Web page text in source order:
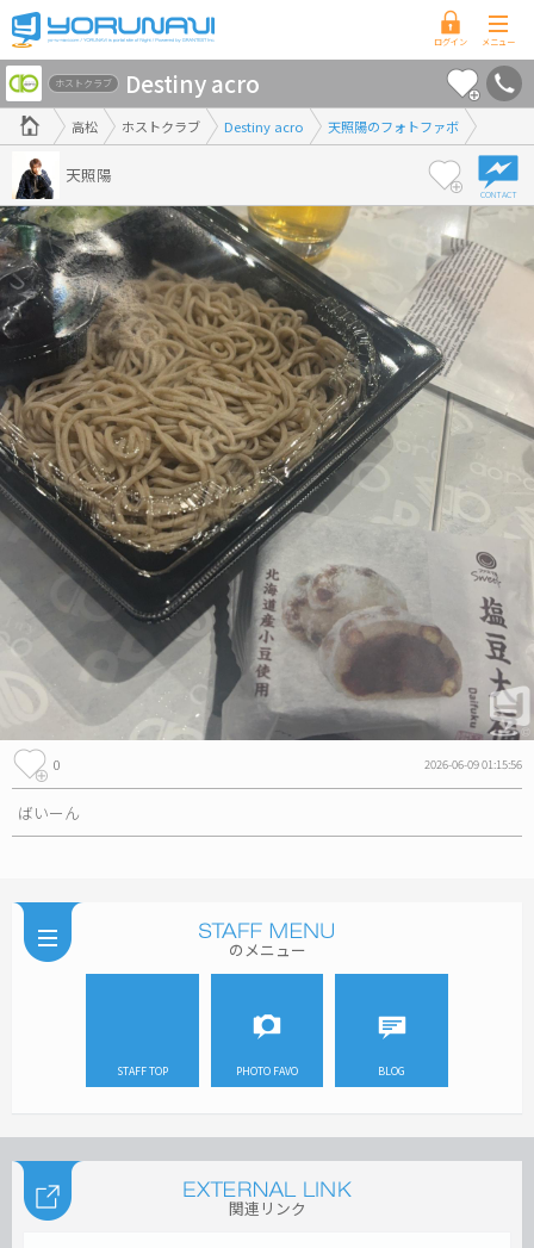
香
川
県
版
高松 ホストクラブ Destiny acro 天照陽のフォトファボ
ホストクラブ Destiny acro
天照陽
0 2026-06-09 01:15:56
ばいーん
のメニュー
STAFF TOP PHOTO FAVO BLOG
関連リンク